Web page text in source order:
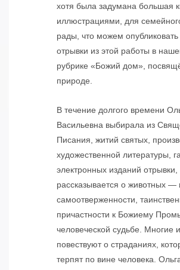
хотя была задумана большая
иллюстрациями, для
рады, что можем
отрывки из этой работы в
рубрике «Божий дом»,
природе.
В течение долгого времени
Васильевна выбирала из
Писания, житий святых,
художественной литературы,
электронных изданий отрывки,
рассказывается о животных —
самоотверженности,
причастности к Божиему
человеческой судьбе. Многие
повествуют о страданиях,
терпят по вине человека.